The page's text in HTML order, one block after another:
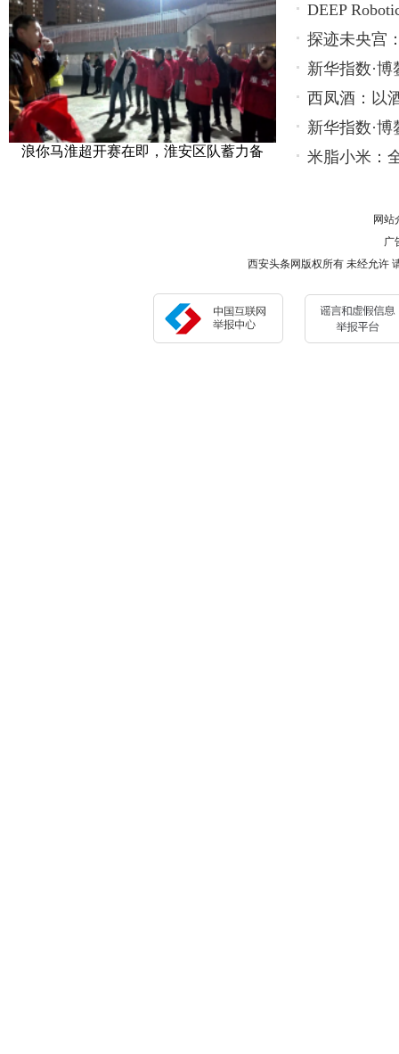
浪你马淮超开赛在即，淮安区队蓄力备
DEEP
探迹未央宫
新华指数·
西凤酒：以
新华指数·
米脂小米：
网站
广
西安头条网版权所有 未经允许